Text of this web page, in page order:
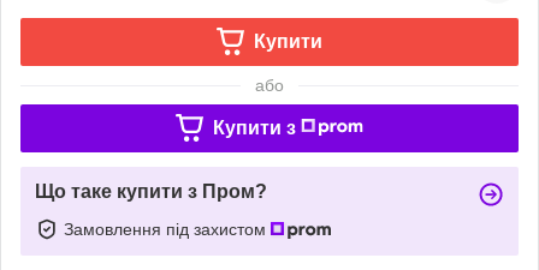
Купити
або
Купити з
Що таке купити з Пром?
Замовлення під захистом